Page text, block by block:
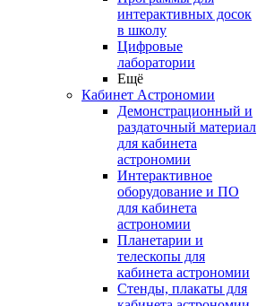
интерактивных досок
в школу
Цифровые
лаборатории
Ещё
Кабинет Астрономии
Демонстрационный и
раздаточный материал
для кабинета
астрономии
Интерактивное
оборудование и ПО
для кабинета
астрономии
Планетарии и
телескопы для
кабинета астрономии
Стенды, плакаты для